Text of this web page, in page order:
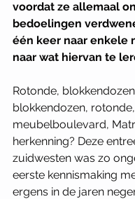
voordat ze allemaal
bedoelingen
één keer naar enkele
naar wat hiervan te
Rotonde,
blokkendozen, rotonde,
meubelboulevard,
herkenning? Deze
zuidwesten was zo
eerste kennismaking
ergens in de jaren